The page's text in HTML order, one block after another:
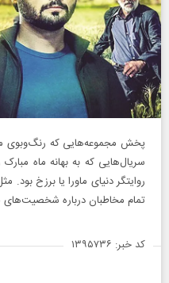
سریال‌هایی که به بهانه ماه
روایتگر دنیای ماورا یا برزخ
تمام مخاطبان درباره
کد خبر: ۱۳۹۵۷۳۶